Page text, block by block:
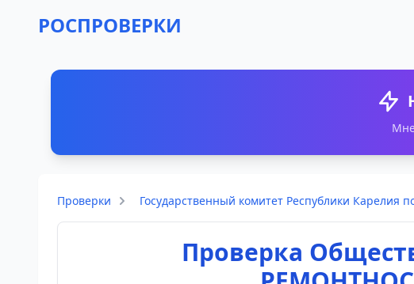
РОСПРОВЕРКИ
Проверки Государственный комитет Республики
Проверка